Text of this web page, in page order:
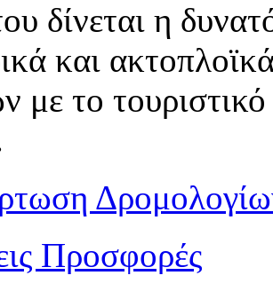
δίνεται η
και
με το
Προσφορές